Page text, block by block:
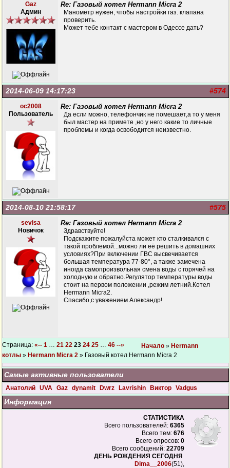
Gaz
Админ
Re: Газовый котел Hermann Micra 2
Манометр нужен, чтобы настройки газ. клапана
проверить.
Может тебе контакт с мастером в Одессе дать?
#574
2014-06-09 14:17:23
oc2008
Пользователь
Re: Газовый котел Hermann Micra 2
Да если можно, телефончик не помешает,а то у меня
был мастер на примете ,но у него какие то личные
проблемы и когда освободится неизвестно.
#575
2014-08-10 21:58:17
sevisa
Новичок
Re: Газовый котел Hermann Micra 2
Здравствуйте!
Подскажите пожалуйста может кто сталкивался с
такой проблемой...можно ли её решить в домашних
условиях?При включении ГВС высвечивается
большая температура 77-80°, а также замечена
иногда самопроизвольная смена воды с горячей на
холодную и обратно.Регулятор температуры воды
стоит на первом положении ,режим летний.Котел
Hermann Micra2.
Спасибо,с уважением Александр!
Страница: «-- 1 … 21 22 23 24 25 … 46 --» Начало » Hermann
котлы » Hermann Micra 2 » Газовый котел Hermann Micra 2
Самые активные пользователи
Анатолий UVA Gaz dynamit Dwrz Lavrishin Виктор Vadgus
Информация
СТАТИСТИКА
Всего пользователей: 6365
Всего тем: 676
Всего опросов: 0
Всего сообщений: 22709
ДЕНЬ РОЖДЕНИЯ СЕГОДНЯ
Dima__2006(51),